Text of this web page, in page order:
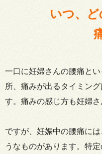
いつ、
一口に妊婦さんの腰痛と
所、痛みが出るタイミン
す。痛みの感じ方も妊婦さ
ですが、妊娠中の腰痛に
うなものがあります。特